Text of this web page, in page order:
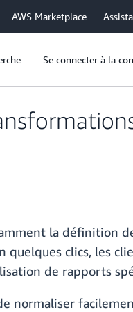
AWS Marketplace
Se connecter à la
la définition
quelques clics, les
de rapports
normaliser